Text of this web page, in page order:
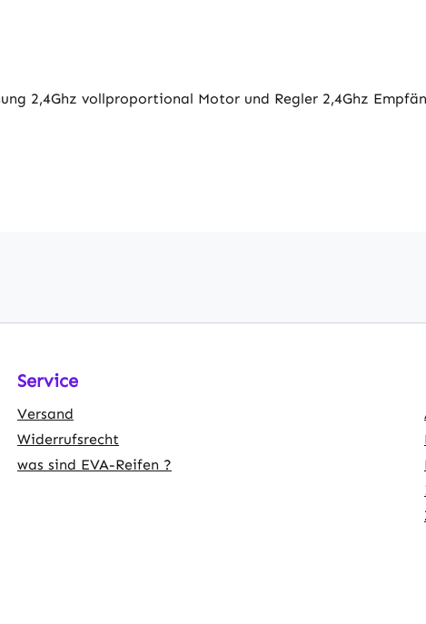
2,4Ghz vollproportional Motor und Regler 2,4Ghz
Service
Versand
Widerrufsrecht
was sind EVA-Reifen ?